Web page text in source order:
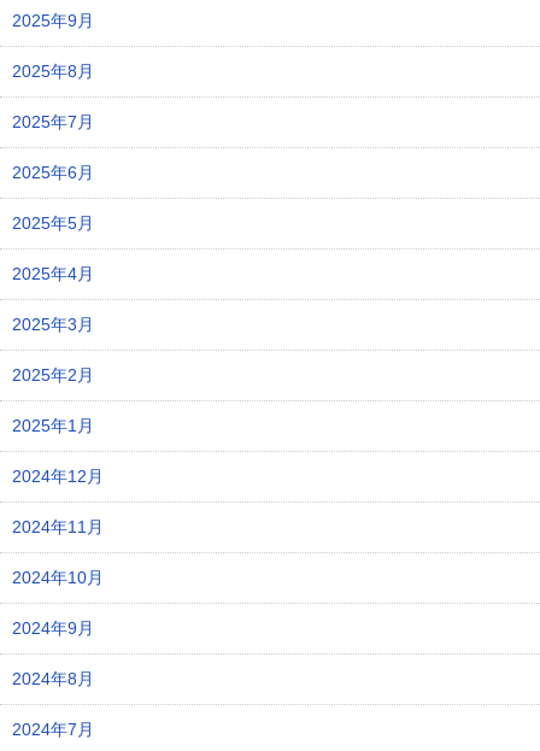
2025年9月
2025年8月
2025年7月
2025年6月
2025年5月
2025年4月
2025年3月
2025年2月
2025年1月
2024年12月
2024年11月
2024年10月
2024年9月
2024年8月
2024年7月